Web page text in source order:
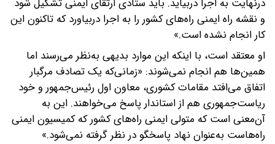
و نقشه راه ایمنی راه‌های کشور را به اجرا دربیاورد که تاکنون این
کار انجام نشده است.»
او معتقد است، با اینکه این موارد بدیهی به‌نظر می‌رسند اما
همین‌ها هم انجام نمی‌شوند: «زمانی‌که یک تصادف مرگبار
اتفاق می‌افتد مقامات کشوری، معاون اول رئیس‌جمهور و خود
ریاست‌جمهوری هم از استاندار پاسخ می‌خواهند. این به
آن‌معنی است که متولی ایمنی راه‌های کشور که کمیسیون ایمنی
راه‌هاست به‌عنوان نهاد پاسخگو در نظر گرفته نمی‌شود.»